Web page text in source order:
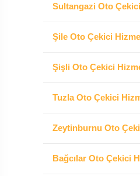
Sultangazi Oto
Şile Oto Çekici
Şişli Oto Çekici
Tuzla Oto Çekici
Zeytinburnu Oto
Bağcılar Oto Çekici